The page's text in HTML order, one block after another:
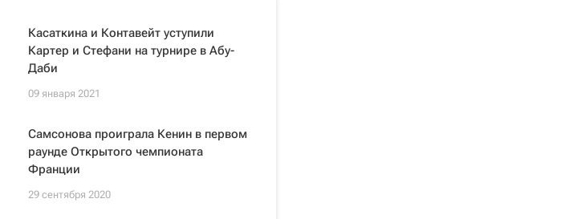
Касаткина и Контавейт уступили
Картер и Стефани на турнире в Абу-
Даби
09 января 2021
Самсонова проиграла Кенин в первом
раунде Открытого чемпионата
Франции
29 сентября 2020